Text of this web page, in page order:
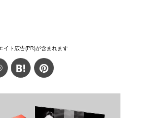
イト広告(PR)が含まれます